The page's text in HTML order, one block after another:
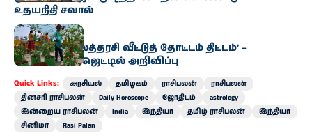
உதயநிதி சவால்
அரசியல்
‘வெற்றி இல்லத்தரசி வீட்டுத் தோட்டம் திட்டம்’ –
வேளாண் பட்ஜெட்டில் அறிவிப்பு
Quick Links: அரசியல் தமிழகம் ராசிபலன்
ராசிபலன்
தினசரி ராசிபலன்
Daily Horoscope ஜோதிடம்
astrology
இன்றைய ராசிபலன்
India இந்தியா தமிழ் ராசிபலன்
இந்தியா
சினிமா
Rasi Palan